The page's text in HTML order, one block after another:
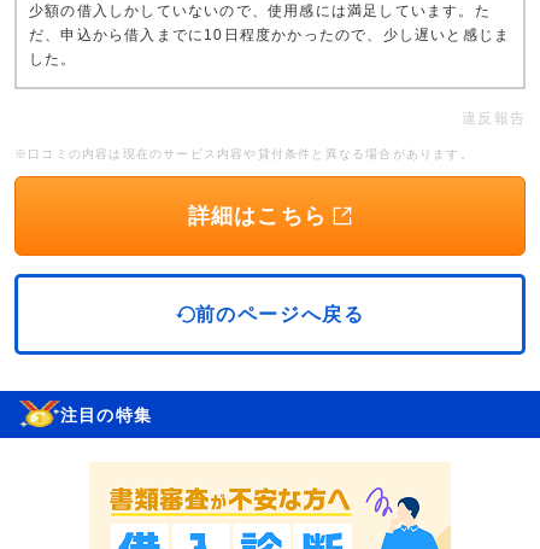
少額の借入しかしていないので、使用感には満足しています。た
だ、申込から借入までに10日程度かかったので、少し遅いと感じま
した。
違反報告
※口コミの内容は現在のサービス内容や貸付条件と異なる場合があります。
詳細はこちら
前のページへ戻る
注目の特集